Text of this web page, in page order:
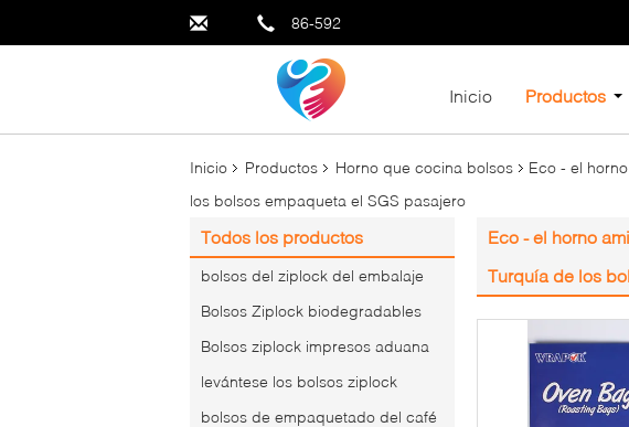
86-592
Inicio Productos
Inicio Productos Horno que cocina bolsos
Eco - el
los bolsos empaqueta el SGS pasajero
Todos los productos
bolsos del ziplock del embalaje
Bolsos Ziplock biodegradables
Bolsos ziplock impresos aduana
levántese los bolsos ziplock
bolsos de empaquetado del café
Eco - el horno
Turquía de los